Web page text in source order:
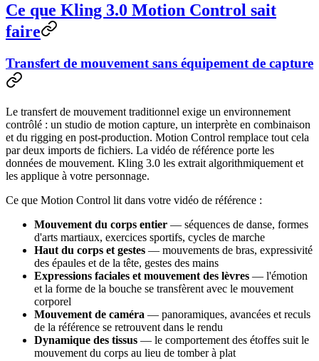
Ce que Kling 3.0 Motion Control sait
faire
Transfert de mouvement sans équipement de capture
Le transfert de mouvement traditionnel exige un environnement
contrôlé : un studio de motion capture, un interprète en combinaison
et du rigging en post-production. Motion Control remplace tout cela
par deux imports de fichiers. La vidéo de référence porte les
données de mouvement. Kling 3.0 les extrait algorithmiquement et
les applique à votre personnage.
Ce que Motion Control lit dans votre vidéo de référence :
Mouvement du corps entier — séquences de danse, formes
d'arts martiaux, exercices sportifs, cycles de marche
Haut du corps et gestes — mouvements de bras, expressivité
des épaules et de la tête, gestes des mains
Expressions faciales et mouvement des lèvres — l'émotion
et la forme de la bouche se transfèrent avec le mouvement
corporel
Mouvement de caméra — panoramiques, avancées et reculs
de la référence se retrouvent dans le rendu
Dynamique des tissus — le comportement des étoffes suit le
mouvement du corps au lieu de tomber à plat